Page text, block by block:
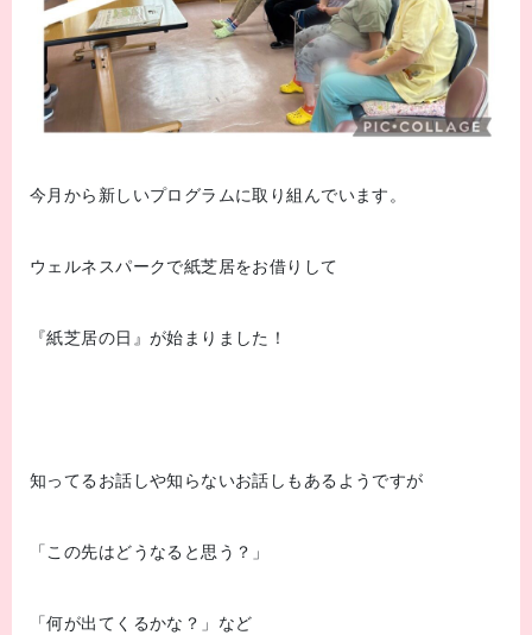
今月から新しいプログラムに取り組んでいます。
ウェルネスパークで紙芝居をお借りして
『紙芝居の日』が始まりました！
知ってるお話しや知らないお話しもあるようですが
「この先はどうなると思う？」
「何が出てくるかな？」など